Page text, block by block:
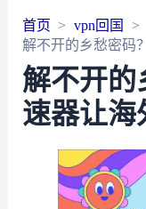
首页
vpn回国
解不开的乡愁密码
解不开的
速器让海